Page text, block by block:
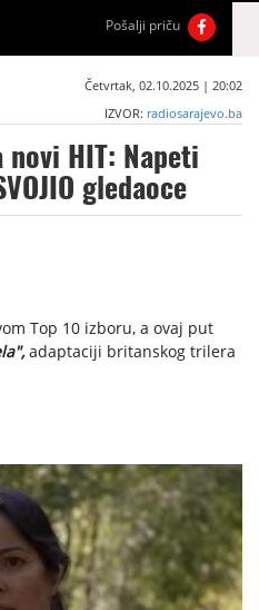
Pošalji priču
Četvrtak, 02.10.2025 | 20:02
IZVOR: radiosarajevo.ba
HIT: Napeti
gledaoce
Top 10 izboru, a ovaj put
adaptaciji britanskog trilera